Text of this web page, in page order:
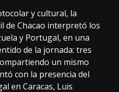
y cultural, la
de Chacao interpretó los
y Portugal, en una
de la jornada: tres
un mismo
con la presencia del
en Caracas, Luis